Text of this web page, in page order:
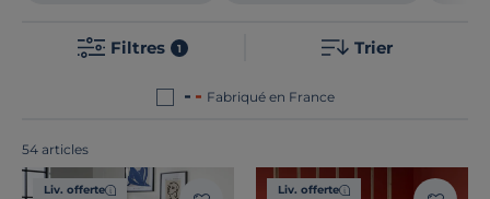
format king size 200x200, chaque modèle garantit
selon votre morphologie.
Filtres 1 Trier
Fabriqué en France
54 articles
Liv. offerte Liv. offerte